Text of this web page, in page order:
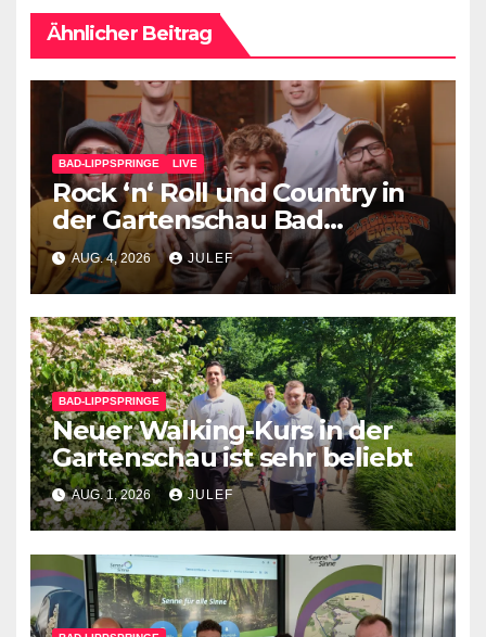
Ähnlicher Beitrag
BAD-LIPPSPRINGE LIVE
Rock ‘n‘ Roll und Country in
der Gartenschau Bad
Lippspringe
AUG. 4, 2026 JULEF
BAD-LIPPSPRINGE
Neuer Walking-Kurs in der
Gartenschau ist sehr beliebt
AUG. 1, 2026 JULEF